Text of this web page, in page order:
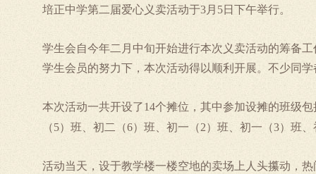
培正中学第二届爱心义卖活动于3月 5日下午举行。
学生会自今年二月中旬开始进行本次义卖活动的筹备
学生会员的努力下，本次活动得以顺利开展。不少同
本次活动一共开设了14个摊位，其中参加设摊的班级
（5）班、初二（6）班、初一（2）班、初一（3）班
活动当天，设于教学楼一楼空地的卖场上人头攥动，